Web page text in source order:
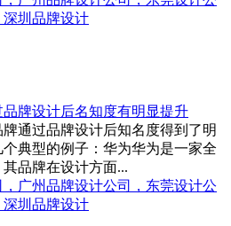
圳品牌设计
牌设计后名知度有明显提升
通过品牌设计后知名度得到了明
典型的例子：华为华为是一家全
品牌在设计方面...
广州品牌设计公司，东莞设计公
圳品牌设计